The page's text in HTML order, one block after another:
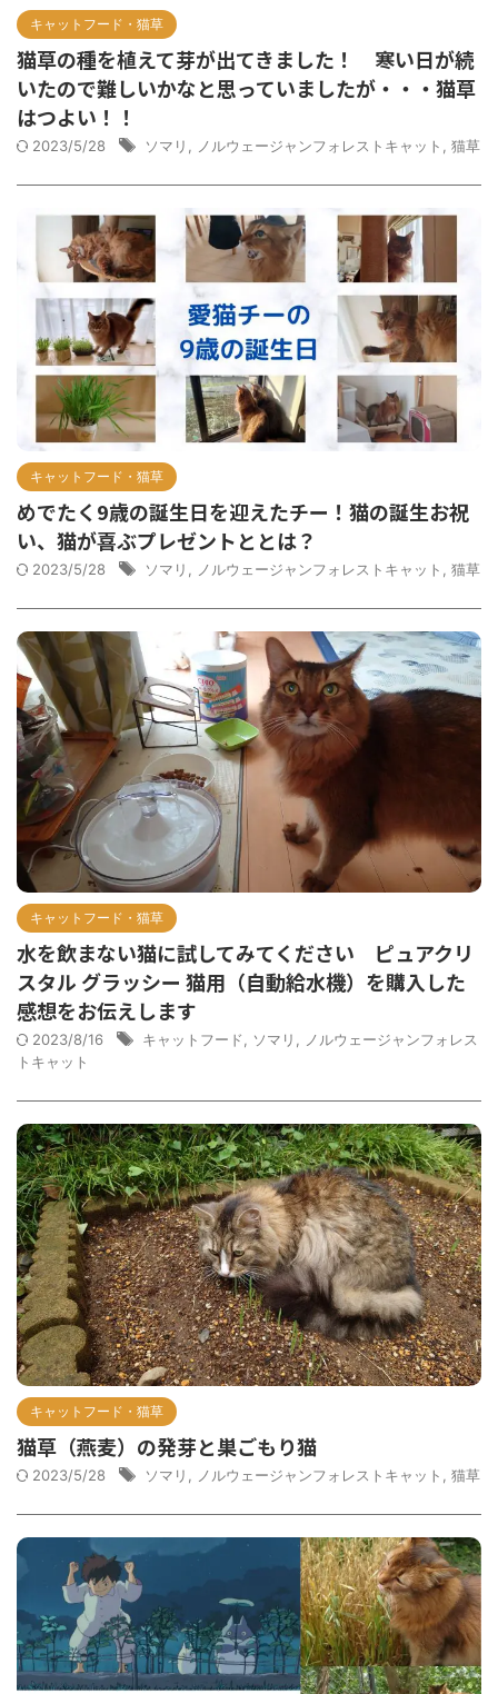
キャットフード・猫草
猫草の種を植えて芽が出てきました！ 寒い日が続
いたので難しいかなと思っていましたが・・・猫草
はつよい！！
2023/5/28 ソマリ ノルウェージャンフォレストキャット 猫草
キャットフード・猫草
めでたく9歳の誕生日を迎えたチー！猫の誕生お祝
い、猫が喜ぶプレゼントととは？
2023/5/28 ソマリ ノルウェージャンフォレストキャット 猫草
キャットフード・猫草
水を飲まない猫に試してみてください ピュアクリ
スタル グラッシー 猫用（自動給水機）を購入した
感想をお伝えします
2023/8/16 キャットフード, ソマリ , ノルウェージャンフォレス
トキャット
キャットフード・猫草
猫草（燕麦）の発芽と巣ごもり猫
2023/5/28 ソマリ ノルウェージャンフォレストキャット 猫草